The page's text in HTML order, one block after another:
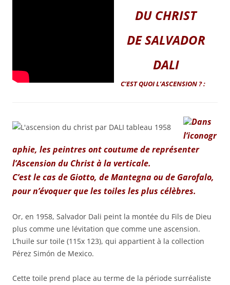
DU CHRIST
DE SALVADOR
DALI
C’EST QUOI L’ASCENSION ? :
Dans
l’iconogr
aphie, les peintres ont coutume de représenter
l’Ascension du Christ à la verticale.
C’est le cas de Giotto, de Mantegna ou de Garofalo,
pour n’évoquer que les toiles les plus célèbres.
Or, en 1958, Salvador Dali peint la montée du Fils de Dieu
plus comme une lévitation que comme une ascension.
L’huile sur toile (115x 123), qui appartient à la collection
Pérez Simón de Mexico.
Cette toile prend place au terme de la période surréaliste